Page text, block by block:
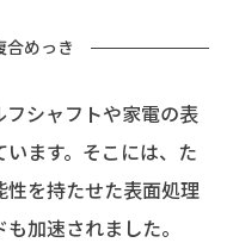
合めっき
フシャフトや家電の表
ます。そこには、た
性を持たせた表面処理
加速されました。